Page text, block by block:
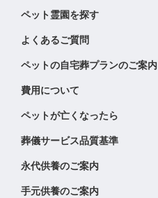
ペット霊園を探す
よくあるご質問
ペットの自宅葬プランのご案内
費用について
ペットが亡くなったら
葬儀サービス品質基準
永代供養のご案内
手元供養のご案内